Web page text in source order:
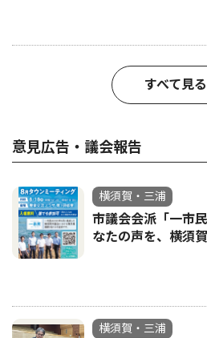
すべて見る
意見広告・議会報告
横須賀・三浦
市議会会派「一市
なたの声を、横須
横須賀・三浦